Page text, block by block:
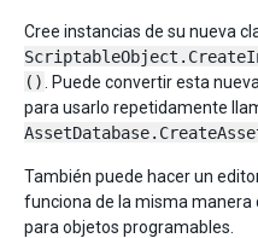
Cree instancias de su nueva
()
. Puede convertir esta
para usarlo repetidamente
También puede hacer un
funciona de la misma manera
para objetos programables.